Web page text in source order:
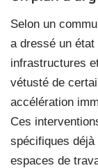
Selon un
a dressé un
infrastructures
vétusté de
accélération
Ces
spécifiques
espaces de